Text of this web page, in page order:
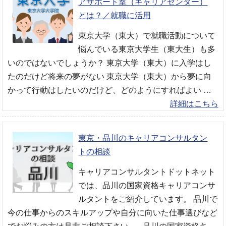
アサポート室（キャリアセンター）
とは？／就職に活用
東京大学（東大）で就職活動について
悩んでいる東京大学生（東大生）も多
いのではないでしょうか？ 東京大学（東大）に入学はし
たのだけど将来の夢がない 東京大学（東大）から夢に向
かって行動はしたいのだけど、どのようにすればよい …
詳細はこちら
東京・品川のキャリアコンサルタン
トの相談
キャリアコンサルタントドットネット
では、品川の国家資格キャリアコンサ
ルタントをご紹介しています。 品川で
今の仕事からのスキルアップや自分に向いた仕事選びなど